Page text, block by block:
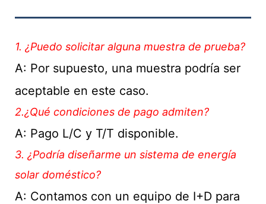
1. ¿Puedo solicitar alguna muestra de prueba?
A: Por supuesto, una muestra podría ser
aceptable en este caso.
2.¿Qué condiciones de pago admiten?
A: Pago L/C y T/T disponible.
3. ¿Podría diseñarme un sistema de energía
solar doméstico?
A: Contamos con un equipo de I+D para